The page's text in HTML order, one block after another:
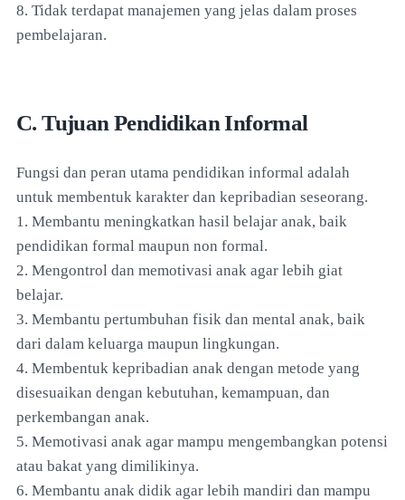
8. Tidak terdapat manajemen yang jelas dalam proses
pembelajaran.
C. Tujuan Pendidikan Informal
Fungsi dan peran utama pendidikan informal adalah
untuk membentuk karakter dan kepribadian seseorang.
1. Membantu meningkatkan hasil belajar anak, baik
pendidikan formal maupun non formal.
2. Mengontrol dan memotivasi anak agar lebih giat
belajar.
3. Membantu pertumbuhan fisik dan mental anak, baik
dari dalam keluarga maupun lingkungan.
4. Membentuk kepribadian anak dengan metode yang
disesuaikan dengan kebutuhan, kemampuan, dan
perkembangan anak.
5. Memotivasi anak agar mampu mengembangkan potensi
atau bakat yang dimilikinya.
6. Membantu anak didik agar lebih mandiri dan mampu